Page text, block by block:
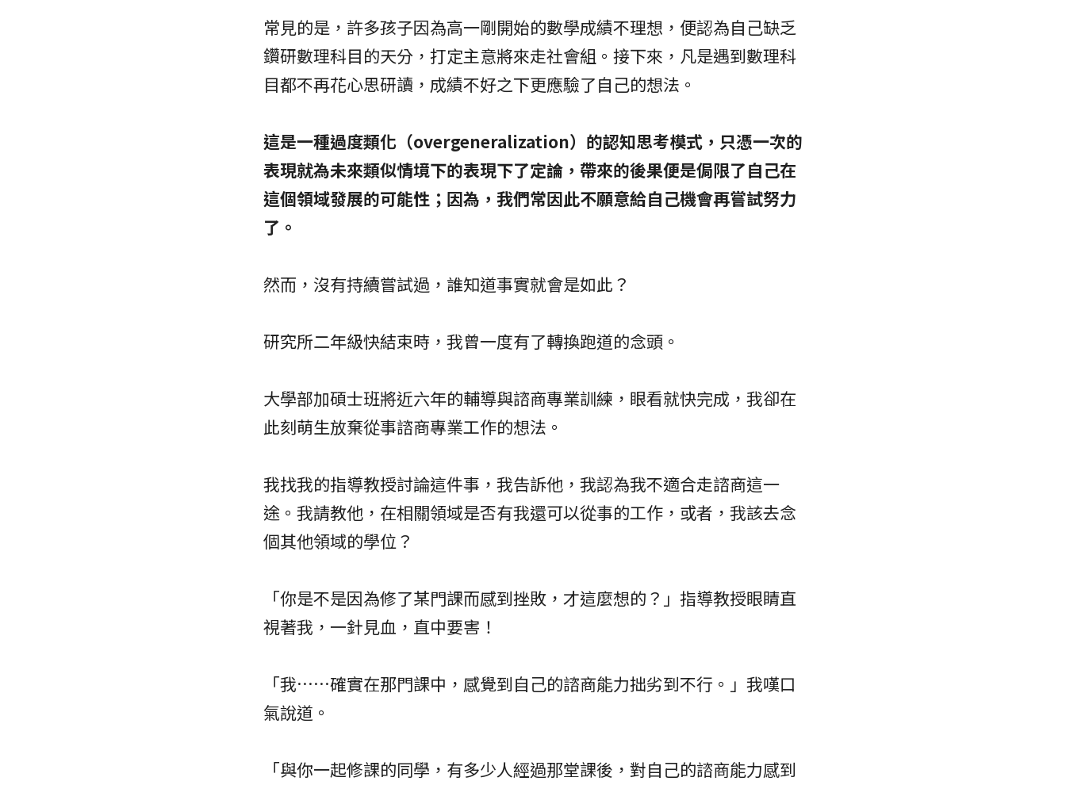
常見的是，許多孩子因為高一剛開始的數學成績不理想，便認為自己缺乏
鑽研數理科目的天分，打定主意將來走社會組。接下來，凡是遇到數理科
目都不再花心思研讀，成績不好之下更應驗了自己的想法。
這是一種過度類化（overgeneralization）的認知思考模式，只憑一次的
表現就為未來類似情境下的表現下了定論，帶來的後果便是侷限了自己在
這個領域發展的可能性；因為，我們常因此不願意給自己機會再嘗試努力
了。
然而，沒有持續嘗試過，誰知道事實就會是如此？
研究所二年級快結束時，我曾一度有了轉換跑道的念頭。
大學部加碩士班將近六年的輔導與諮商專業訓練，眼看就快完成，我卻在
此刻萌生放棄從事諮商專業工作的想法。
我找我的指導教授討論這件事，我告訴他，我認為我不適合走諮商這一
途。我請教他，在相關領域是否有我還可以從事的工作，或者，我該去念
個其他領域的學位？
「你是不是因為修了某門課而感到挫敗，才這麼想的？」指導教授眼睛直
視著我，一針見血，直中要害！
「我……確實在那門課中，感覺到自己的諮商能力拙劣到不行。」我嘆口
氣說道。
「與你一起修課的同學，有多少人經過那堂課後，對自己的諮商能力感到